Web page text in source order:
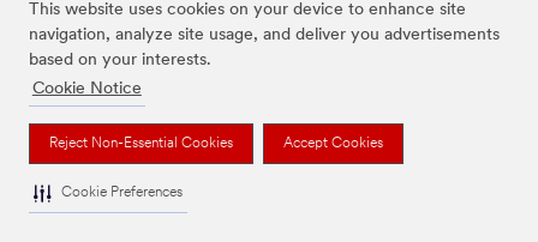
This website uses cookies on your device to enhance site
navigation, analyze site usage, and deliver you advertisements
based on your interests.
Cookie Notice
Reject Non-Essential Cookies Accept Cookies
Cookie Preferences